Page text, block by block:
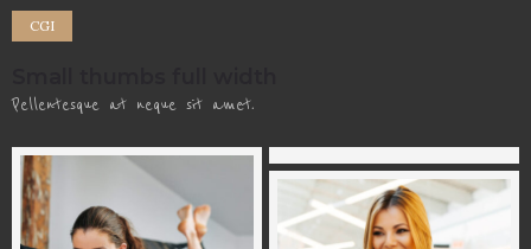
CGI
Pellentesque at neque sit amet.